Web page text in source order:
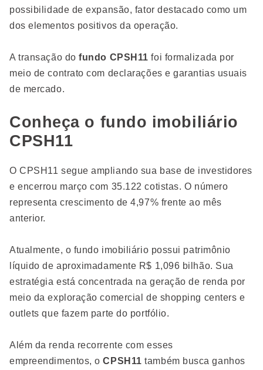
possibilidade de expansão, fator destacado como um
dos elementos positivos da operação.
A transação dofundo CPSH11foi formalizada por
meio de contrato com declarações e garantias usuais
de mercado.
Conheça o fundo imobiliário
CPSH11
O CPSH11 segue ampliando sua base de investidores
e encerrou março com 35.122 cotistas. O número
representa crescimento de 4,97% frente ao mês
anterior.
Atualmente, o fundo imobiliário possui patrimônio
líquido de aproximadamente R$ 1,096 bilhão. Sua
estratégia está concentrada na geração de renda por
meio da exploração comercial de shopping centers e
outlets que fazem parte do portfólio.
Além da renda recorrente com esses
empreendimentos, o CPSH11também busca ganhos